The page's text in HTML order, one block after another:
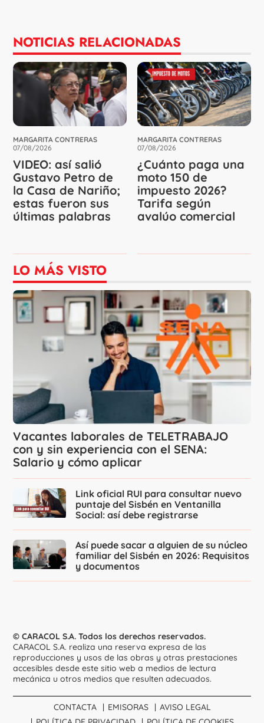
NOTICIAS RELACIONADAS
MARGARITA CONTRERAS
07/08/2026
VIDEO: así salió
Gustavo Petro de
la Casa de Nariño;
estas fueron sus
últimas palabras
MARGARITA CONTRERAS
07/08/2026
¿Cuánto paga una
moto 150 de
impuesto 2026?
Tarifa según
avalúo comercial
LO MÁS VISTO
Vacantes laborales de TELETRABAJO
con y sin experiencia con el SENA:
Salario y cómo aplicar
Link oficial RUI para consultar nuevo
puntaje del Sisbén en Ventanilla
Social: así debe registrarse
Así puede sacar a alguien de su núcleo
familiar del Sisbén en 2026: Requisitos
y documentos
© CARACOL S.A. Todos los derechos reservados.
CARACOL S.A. realiza una reserva expresa de las
reproducciones y usos de las obras y otras prestaciones
accesibles desde este sitio web a medios de lectura
mecánica u otros medios que resulten adecuados.
CONTACTA EMISORAS
AVISO LEGAL